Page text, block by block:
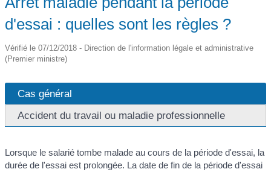
d'essai : quelles sont les règles ?
Vérifié le 07/12/2018 - Direction de l'information légale et administrative
(Premier ministre)
Cas général
Accident du travail ou maladie professionnelle
Lorsque le salarié tombe malade au cours de la période d'essai, la
durée de l'essai est prolongée. La date de fin de la période d'essai